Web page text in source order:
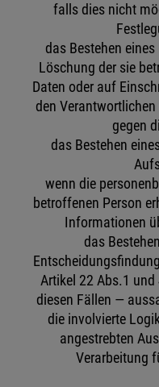
falls dies nicht
das Bestehen
Löschung der sie
Daten oder auf
den
gegen
das Bestehen
wenn die
betroffenen Person
Informationen
das
Artikel 22 Abs.1 und
diesen Fällen —
die involvierte
angestrebten
Verarbeitung